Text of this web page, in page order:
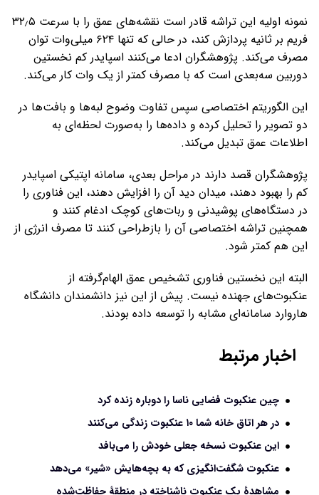
نمونه اولیه این تراشه قادر است نقشه‌های عمق را با سرعت ۳۲٫۵
فریم بر ثانیه پردازش کند، در حالی که تنها ۶۲۴ میلی‌وات توان
مصرف می‌کند. پژوهشگران ادعا می‌کنند اسپایدر کم نخستین
دوربین سه‌بعدی است که با مصرف کمتر از یک وات کار می‌کند.
این الگوریتم اختصاصی سپس تفاوت وضوح لبه‌ها و بافت‌ها در
دو تصویر را تحلیل کرده و داده‌ها را به‌صورت لحظه‌ای به
اطلاعات عمق تبدیل می‌کند.
پژوهشگران قصد دارند در مراحل بعدی، سامانه اپتیکی اسپایدر
کم را بهبود دهند، میدان دید آن را افزایش دهند، این فناوری را
در دستگاه‌های پوشیدنی و ربات‌های کوچک ادغام کنند و
همچنین تراشه اختصاصی آن را بازطراحی کنند تا مصرف انرژی از
این هم کمتر شود.
البته این نخستین فناوری تشخیص عمق الهام‌گرفته از
عنکبوت‌های جهنده نیست. پیش از این نیز دانشمندان دانشگاه
هاروارد سامانه‌ای مشابه را توسعه داده بودند.
اخبار مرتبط
چین عنکبوت فضایی ناسا را دوباره زنده کرد
در هر اتاق خانه شما ۱۰ عنکبوت زندگی می‌کنند
این عنکبوت‌ نسخه‌ جعلی خودش را می‌بافد
عنکبوت شگفت‌انگیزی که به بچه‌هایش «شیر» می‌دهد